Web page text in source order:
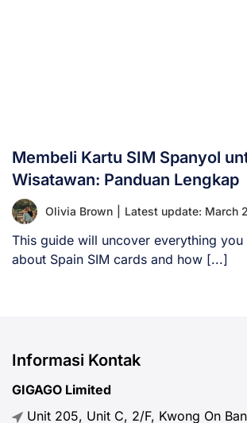
Membeli Kartu SIM Spanyol
Wisatawan: Panduan Lengkap
Olivia Brown Latest update: March
This guide will uncover everything
about Spain SIM cards and how [...]
Informasi Kontak
GIGAGO Limited
Unit 205, Unit C, 2/F, Kwong On